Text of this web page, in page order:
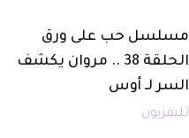
مسلسل حب على ورق
الحلقة 38 .. مروان يكشف
السر لـ أوس
تليفزيون